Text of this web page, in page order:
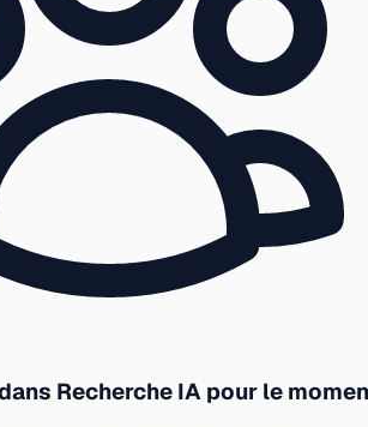
Recherche IA pour le